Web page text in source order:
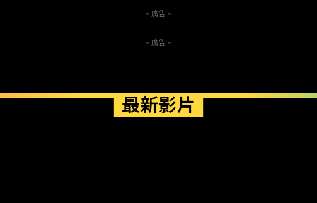
- 廣告 -
- 廣告 -
最新影片